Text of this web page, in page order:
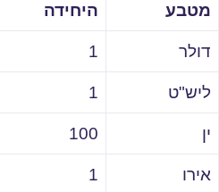
מטבע היחידה
דולר 1
ליש"ט 1
ין 100
אירו 1